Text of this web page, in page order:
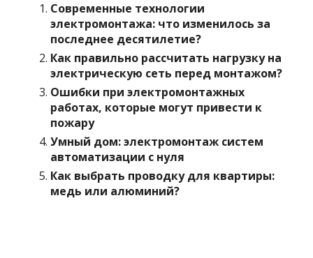
Современные технологии
электромонтажа: что изменилось за
последнее десятилетие?
Как правильно рассчитать нагрузку на
электрическую сеть перед монтажом?
Ошибки при электромонтажных
работах, которые могут привести к
пожару
Умный дом: электромонтаж систем
автоматизации с нуля
Как выбрать проводку для квартиры:
медь или алюминий?